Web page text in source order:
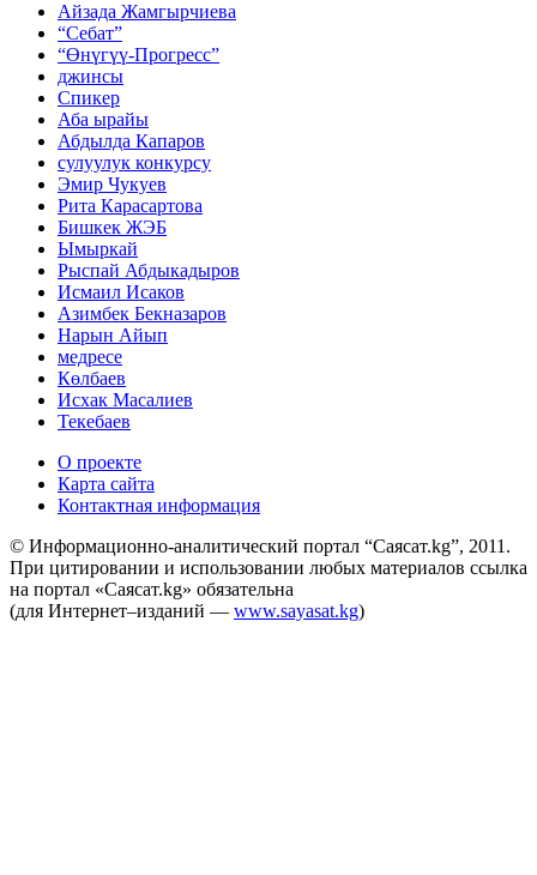
Айзада Жамгырчиева
“Себат”
“Өнүгүү-Прогресс”
джинсы
Спикер
Аба ырайы
Абдылда Капаров
сулуулук конкурсу
Эмир Чукуев
Рита Карасартова
Бишкек ЖЭБ
Ымыркай
Рыспай Абдыкадыров
Исмаил Исаков
Азимбек Бекназаров
Нарын Айып
медресе
Көлбаев
Исхак Масалиев
Текебаев
О проекте
Карта сайта
Контактная информация
© Информационно-аналитический портал “Саясат.kg”, 2011.
При цитировании и использовании любых материалов ссылка
на портал «Саясат.kg» обязательна
(для Интернет–изданий — www.sayasat.kg)